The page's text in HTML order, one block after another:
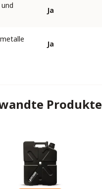
Ja
Ja
Produkte